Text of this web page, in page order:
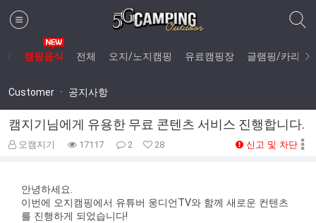
캠핑음식 전체 오지/노지캠핑 유료캠핑장 글램핑/카라반
Customer ㆍ 공지사항
캠지기님에게 유용한 무료 콘텐츠 서비스 진행합니다.
오캠지기 17117 2 28 신고 및 차단
안녕하세요.
이번에 오지캠핑에서 유튜버 웅디언TV와 함께 새로운 컨텐츠
를 진행하게 되었습니다!